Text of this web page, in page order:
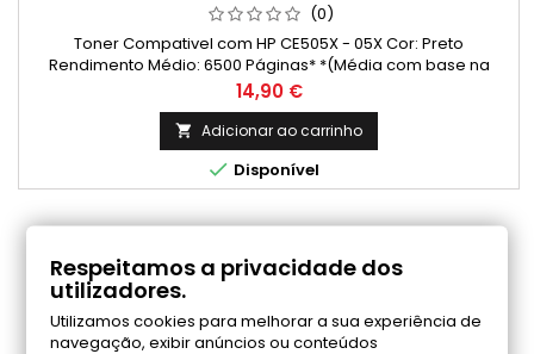
(0)
Toner Compativel com HP CE505X - 05X Cor: Preto
Rendimento Médio: 6500 Páginas* *(Média com base na
norma ISO/IEC 24711 e impressão contínua. O rendimento real
varia consideravelmente com base no conteúdo das
páginas impressas e noutros factores.)
Preço
14,90 €
 Adicionar ao carrinho
 Disponível
COMENTÁRIOS (0)
Seja o primeiro a fazer uma avaliação
Respeitamos a privacidade dos
utilizadores.
Utilizamos cookies para melhorar a sua experiência de
navegação, exibir anúncios ou conteúdos